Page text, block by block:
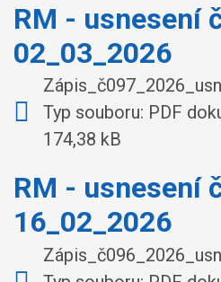
RM - usnesení
02_03_2026
Typ souboru: PDF
174,38 kB
RM - usnesení
16_02_2026